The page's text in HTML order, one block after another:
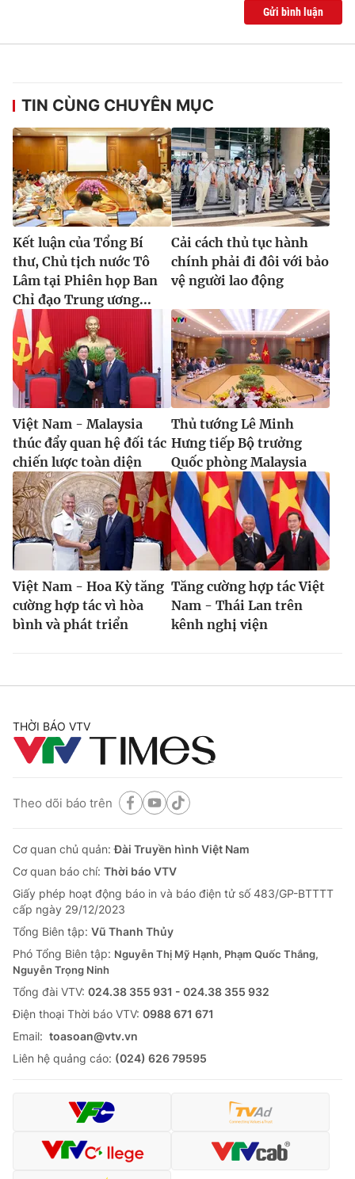
Gửi bình luận
TIN CÙNG CHUYÊN MỤC
Kết luận của Tổng Bí
thư, Chủ tịch nước Tô
Lâm tại Phiên họp Ban
Chỉ đạo Trung ương...
Cải cách thủ tục hành
chính phải đi đôi với bảo
vệ người lao động
Việt Nam - Malaysia
thúc đẩy quan hệ đối tác
chiến lược toàn diện
Thủ tướng Lê Minh
Hưng tiếp Bộ trưởng
Quốc phòng Malaysia
Việt Nam - Hoa Kỳ tăng
cường hợp tác vì hòa
bình và phát triển
Tăng cường hợp tác Việt
Nam - Thái Lan trên
kênh nghị viện
THỜI BÁO VTV
Theo dõi báo trên
Cơ quan chủ quản:Đài Truyền hình Việt Nam
Cơ quan báo chí: Thời báo VTV
Giấy phép hoạt động báo in và báo điện tử số 483/GP-BTTTT
cấp ngày 29/12/2023
Tổng Biên tập: Vũ Thanh Thủy
Phó Tổng Biên tập: Nguyễn Thị Mỹ Hạnh, Phạm Quốc Thắng,
Nguyễn Trọng Ninh
Tổng đài VTV: 024.38 355 931 - 024.38 355 932
Ðiện thoại Thời báo VTV: 0988 671 671
Email: toasoan@vtv.vn
Liên hệ quảng cáo: (024) 626 79595